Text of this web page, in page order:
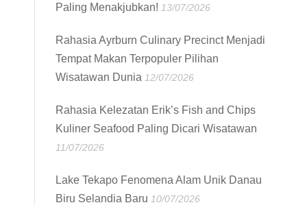
Paling Menakjubkan! 13/07/2026
Rahasia Ayrburn Culinary Precinct Menjadi
Tempat Makan Terpopuler Pilihan
Wisatawan Dunia 12/07/2026
Rahasia Kelezatan Erik’s Fish and Chips
Kuliner Seafood Paling Dicari Wisatawan
11/07/2026
Lake Tekapo Fenomena Alam Unik Danau
Biru Selandia Baru 10/07/2026